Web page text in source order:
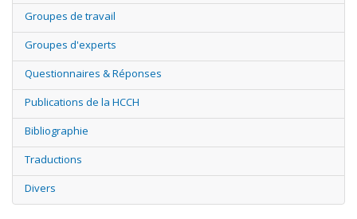
Groupes de travail
Groupes d'experts
Questionnaires & Réponses
Publications de la HCCH
Bibliographie
Traductions
Divers